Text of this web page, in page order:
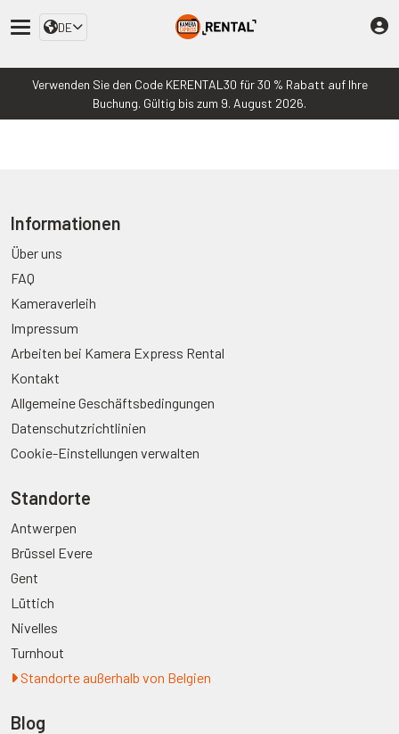
DE
Verwenden Sie den Code KERENTAL30 für 30 % Rabatt auf Ihre
Buchung. Gültig bis zum 9. August 2026.
Informationen
Über uns
FAQ
Kameraverleih
Impressum
Arbeiten bei Kamera Express Rental
Kontakt
Allgemeine Geschäftsbedingungen
Datenschutzrichtlinien
Cookie-Einstellungen verwalten
Standorte
Antwerpen
Brüssel Evere
Gent
Lüttich
Nivelles
Turnhout
Standorte außerhalb von Belgien
Blog